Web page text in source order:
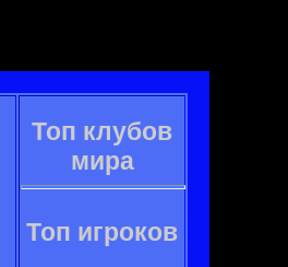
Топ клубов
мира
Топ игроков